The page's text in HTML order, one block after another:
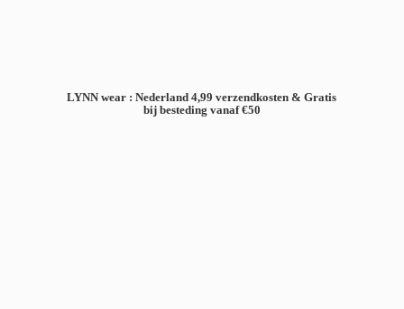
LYNN wear : Nederland 4,99 verzendkosten & Gratis
bij besteding vanaf €50